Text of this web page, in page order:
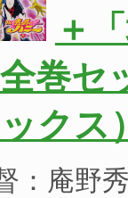
＋
全巻
クス
：庵野